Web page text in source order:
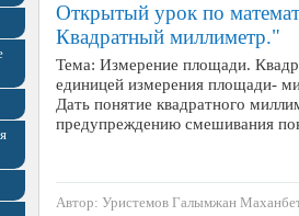
Открытый урок по
Квадратный миллиметр."
Тема: Измерение площади.
единицей измерения площади-
Дать понятие квадратного
предупреждению смешивания
Автор: Уристемов Галымжан